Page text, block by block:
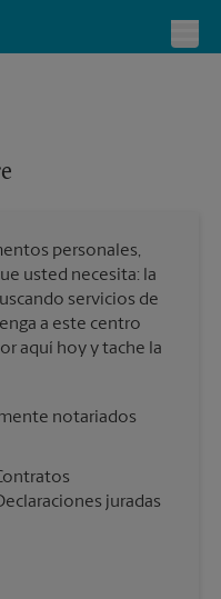
personales,
usted necesita: la
servicios de
a este centro
aquí hoy y tache la
notariados
juradas